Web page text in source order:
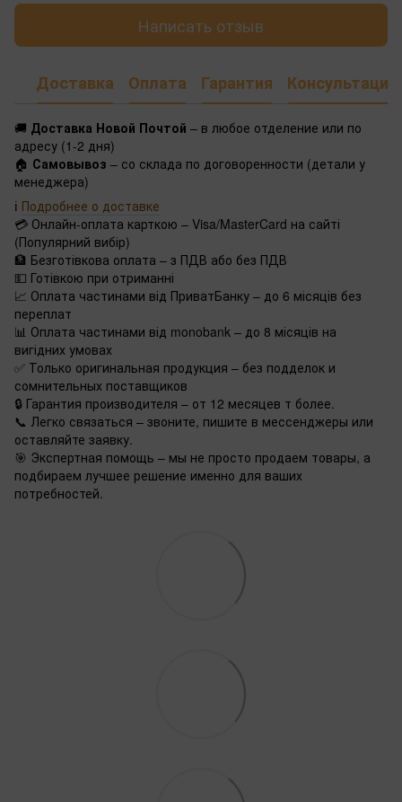
Написать отзыв
Доставка Оплата Гарантия Консультация
🚚 Доставка Новой Почтой – в любое отделение или по
адресу (1-2 дня)
🏠 Самовывоз – со склада по договоренности (детали у
менеджера)
ℹ️ Подробнее о доставке
💳 Онлайн-оплата карткою – Visa/MasterCard на сайті
(Популярний вибір)
🏦 Безготівкова оплата – з ПДВ або без ПДВ
💵 Готівкою при отриманні
📈 Оплата частинами від ПриватБанку – до 6 місяців без
переплат
📊 Оплата частинами від monobank – до 8 місяців на
вигідних умовах
✅ Только оригинальная продукция – без подделок и
сомнительных поставщиков
🔒 Гарантия производителя – от 12 месяцев т более.
📞 Легко связаться – звоните, пишите в мессенджеры или
оставляйте заявку.
🎯 Экспертная помощь – мы не просто продаем товары, а
подбираем лучшее решение именно для ваших
потребностей.